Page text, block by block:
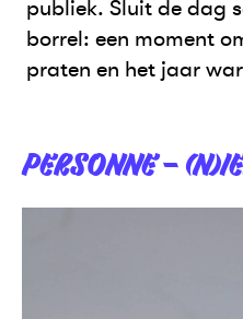
publiek. Sluit de dag
borrel: een moment
praten en het jaar
PERSONNE–